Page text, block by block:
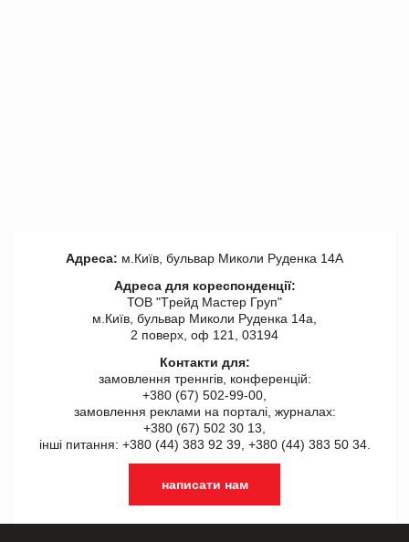
Адреса: м.Київ, бульвар Миколи Руденка 14А
Адреса для кореспонденції:
ТОВ "Tрейд Мастер Груп"
м.Київ, бульвар Миколи Руденка 14а,
2 поверх, оф 121, 03194
Контакти для:
замовлення треннгів, конференцій:
+380 (67) 502-99-00,
замовлення реклами на порталі, журналах:
+380 (67) 502 30 13,
інші питання: +380 (44) 383 92 39, +380 (44) 383 50 34.
написати нам